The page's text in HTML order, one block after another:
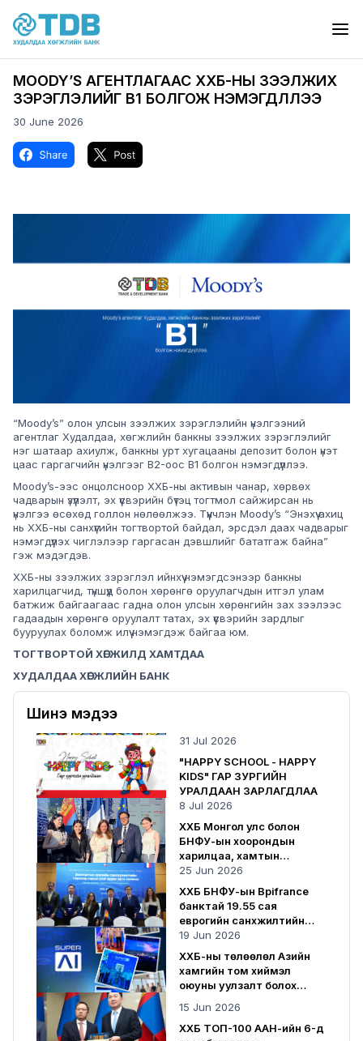
Skip to main content
MOODY’S АГЕНТЛАГААС ХХБ-НЫ ЗЭЭЛЖИХ
ЗЭРЭГЛЭЛИЙГ B1 БОЛГОЖ НЭМЭГДҮҮЛЛЭЭ
30 June 2026
Image Image
“Moody’s” олон улсын зээлжих зэрэглэлийн үнэлгээний
агентлаг Худалдаа, хөгжлийн банкны зээлжих зэрэглэлийг
нэг шатаар ахиулж, банкны урт хугацааны депозит болон үнэт
цаас гаргагчийн үнэлгээг B2-оос B1 болгон нэмэгдүүллээ.
Moody’s-ээс онцолсноор ХХБ-ны активын чанар, хөрвөх
чадварын үзүүлэлт, эх үүсвэрийн бүтэц тогтмол сайжирсан нь
үнэлгээ өсөхөд голлон нөлөөлжээ. Түүнчлэн Moody’s “Энэхүү ахиц
нь ХХБ-ны санхүүгийн тогтвортой байдал, эрсдэл даах чадварыг
нэмэгдүүлэх чиглэлээр гаргасан дэвшлийг бататгаж байна”
гэж мэдэгдэв.
ХХБ-ны зээлжих зэрэглэл ийнхүү нэмэгдсэнээр банкны
харилцагчид, түншүүд болон хөрөнгө оруулагчдын итгэл улам
батжиж байгаагаас гадна олон улсын хөрөнгийн зах зээлээс
гадаадын хөрөнгө оруулалт татах, эх үүсвэрийн зардлыг
бууруулах боломж илүү нэмэгдэж байгаа юм.
ТОГТВОРТОЙ ХӨГЖИЛД ХАМТДАА
ХУДАЛДАА ХӨГЖЛИЙН БАНК
Шинэ мэдээ
31 Jul 2026
"HAPPY SCHOOL - HAPPY
KIDS" ГАР ЗУРГИЙН
УРАЛДААН ЗАРЛАГДЛАА
8 Jul 2026
ХХБ Монгол улс болон
БНФУ-ын хоорондын
харилцаа, хамтын
ажиллагаанд хувь нэмрээ
оруулсаар байна
25 Jun 2026
ХХБ БНФУ-ын Bpifrance
банктай 19.55 сая
еврогийн санхүүжилтийн
гэрээ байгууллаа
19 Jun 2026
ХХБ-ны төлөөлөл Азийн
хамгийн том хиймэл
оюуны уулзалт болох
15 Jun 2026
ХХБ ТОП-100 ААН-ийн 6-д